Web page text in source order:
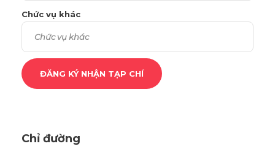
Chức vụ khác
Chỉ đường